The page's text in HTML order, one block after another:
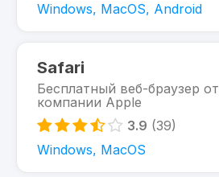
Windows, MacOS, Android
Safari
Бесплатный веб-браузер от
компании Apple
3.9 (39)
Windows, MacOS